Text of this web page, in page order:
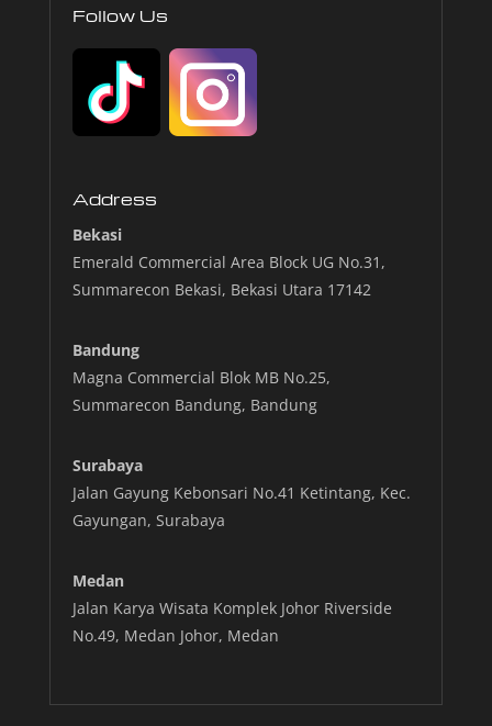
Follow Us
Address
Bekasi
Emerald Commercial Area Block UG No.31,
Summarecon Bekasi, Bekasi Utara 17142
Bandung
Magna Commercial Blok MB No.25,
Summarecon Bandung, Bandung
Surabaya
Jalan Gayung Kebonsari No.41 Ketintang, Kec.
Gayungan, Surabaya
Medan
Jalan Karya Wisata Komplek Johor Riverside
No.49, Medan Johor, Medan